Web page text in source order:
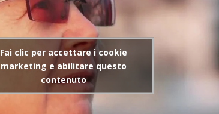
Fai clic per accettare i cookie
marketing e abilitare questo
contenuto